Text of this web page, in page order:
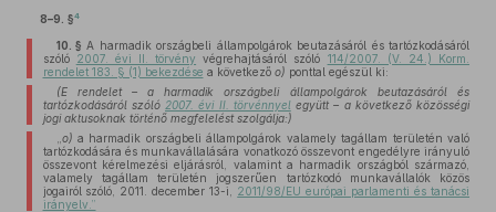
8–9. §4
10. § A harmadik országbeli állampolgárok beutazásáról és tartózkodásáról
szóló 2007. évi II. törvény végrehajtásáról szóló 114/2007. (V. 24.) Korm.
rendelet 183. § (1) bekezdése a következő o) ponttal egészül ki:
(E rendelet – a harmadik országbeli állampolgárok beutazásáról és
tartózkodásáról szóló 2007. évi II. törvénnyelegyütt – a következő közösségi
jogi aktusoknak történő megfelelést szolgálja:)
o) a harmadik országbeli állampolgárok valamely tagállam területén való
tartózkodására és munkavállalására vonatkozó összevont engedélyre irányuló
összevont kérelmezési eljárásról, valamint a harmadik országból származó,
valamely tagállam területén jogszerűen tartózkodó munkavállalók közös
jogairól szóló, 2011. december 13-i, 2011/98/EU európai parlamenti és tanácsi
irányelv.”